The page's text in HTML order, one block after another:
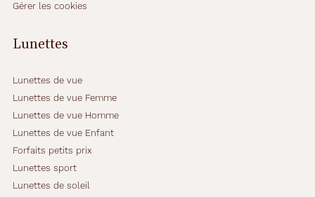
Gérer les cookies
Lunettes
Lunettes de vue
Lunettes de vue Femme
Lunettes de vue Homme
Lunettes de vue Enfant
Forfaits petits prix
Lunettes sport
Lunettes de soleil